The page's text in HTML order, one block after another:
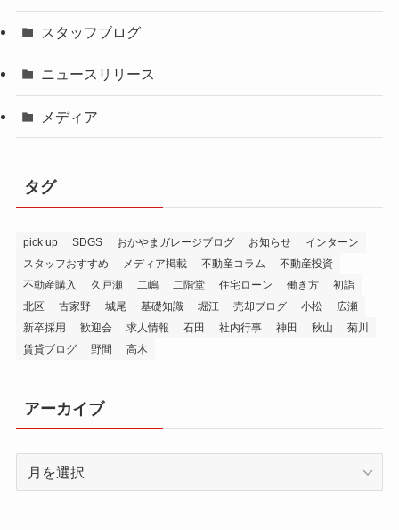
スタッフブログ
ニュースリリース
メディア
タグ
pick up SDGS おかやまガレージブログ お知らせ
インターン
スタッフおすすめ
メディア掲載 不動産コラム
不動産投資
不動産購入
久戸瀬 二嶋 二階堂 住宅ローン 働き方
初詣
北区
古家野 城尾 基礎知識 堀江 売却ブログ 小松
広瀬
新卒採用
歓迎会 求人情報 石田 社内行事 神田 秋山
菊川
賃貸ブログ
野間 高木
アーカイブ